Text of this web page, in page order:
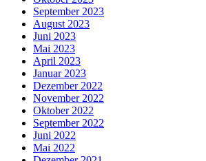
September 2023
August 2023
Juni 2023
Mai 2023
April 2023
Januar 2023
Dezember 2022
November 2022
Oktober 2022
September 2022
Juni 2022
Mai 2022